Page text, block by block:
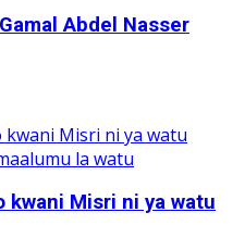
Abdel Nasser
kwani Misri ni ya watu